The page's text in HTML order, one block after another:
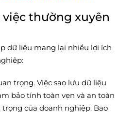
việc thường xuyên
dữ liệu mang lại nhiều lợi ích
trọng. Việc sao lưu dữ liệu
bảo tính toàn vẹn và an toàn
của doanh nghiệp. Bao